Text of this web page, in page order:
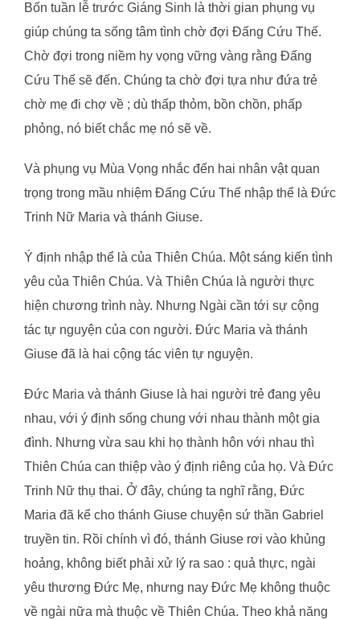
Bốn tuần lễ trước Giáng Sinh là thời gian phụng vụ
giúp chúng ta sống tâm tình chờ đợi Đấng Cứu Thế.
Chờ đợi trong niềm hy vọng vững vàng rằng Đấng
Cứu Thế sẽ đến. Chúng ta chờ đợi tựa như đứa trẻ
chờ mẹ đi chợ về ; dù thấp thỏm, bồn chồn, phấp
phỏng, nó biết chắc mẹ nó sẽ về.
Và phụng vụ Mùa Vọng nhắc đến hai nhân vật quan
trọng trong mầu nhiệm Đấng Cứu Thế nhập thể là Đức
Trinh Nữ Maria và thánh Giuse.
Ý định nhập thể là của Thiên Chúa. Một sáng kiến tình
yêu của Thiên Chúa. Và Thiên Chúa là người thực
hiện chương trình này. Nhưng Ngài cần tới sự cộng
tác tự nguyện của con người. Đức Maria và thánh
Giuse đã là hai cộng tác viên tự nguyện.
Đức Maria và thánh Giuse là hai người trẻ đang yêu
nhau, với ý định sống chung với nhau thành một gia
đình. Nhưng vừa sau khi họ thành hôn với nhau thì
Thiên Chúa can thiệp vào ý định riêng của họ. Và Đức
Trinh Nữ thụ thai. Ở đây, chúng ta nghĩ rằng, Đức
Maria đã kể cho thánh Giuse chuyện sứ thần Gabriel
truyền tin. Rồi chính vì đó, thánh Giuse rơi vào khủng
hoảng, không biết phải xử lý ra sao : quả thực, ngài
yêu thương Đức Mẹ, nhưng nay Đức Mẹ không thuộc
về ngài nữa mà thuộc về Thiên Chúa. Theo khả năng